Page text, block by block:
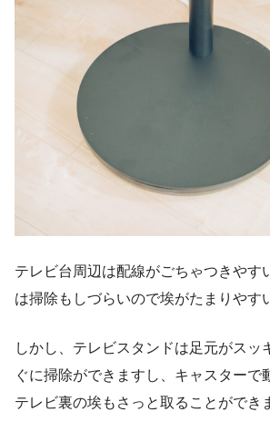
テレビ台周辺は配線がごちゃつきやす
は掃除もしづらいので埃がたまりやす
しかし、テレビスタンドは足元がスッ
ぐに掃除ができますし、キャスターで
テレビ裏の埃もさっと取ることができ